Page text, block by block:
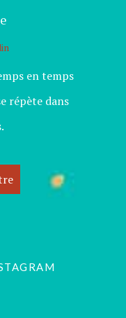
en temps
répète dans